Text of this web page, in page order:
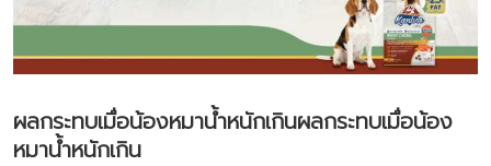
ผลกระทบเมื่อน้องหมาน้ำหนักเกินผลกระทบเมื่อน้อง
หมาน้ำหนักเกิน